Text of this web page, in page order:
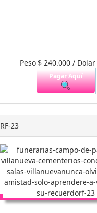
Peso $ 240.000 /
Pagar Aquí
RF-23